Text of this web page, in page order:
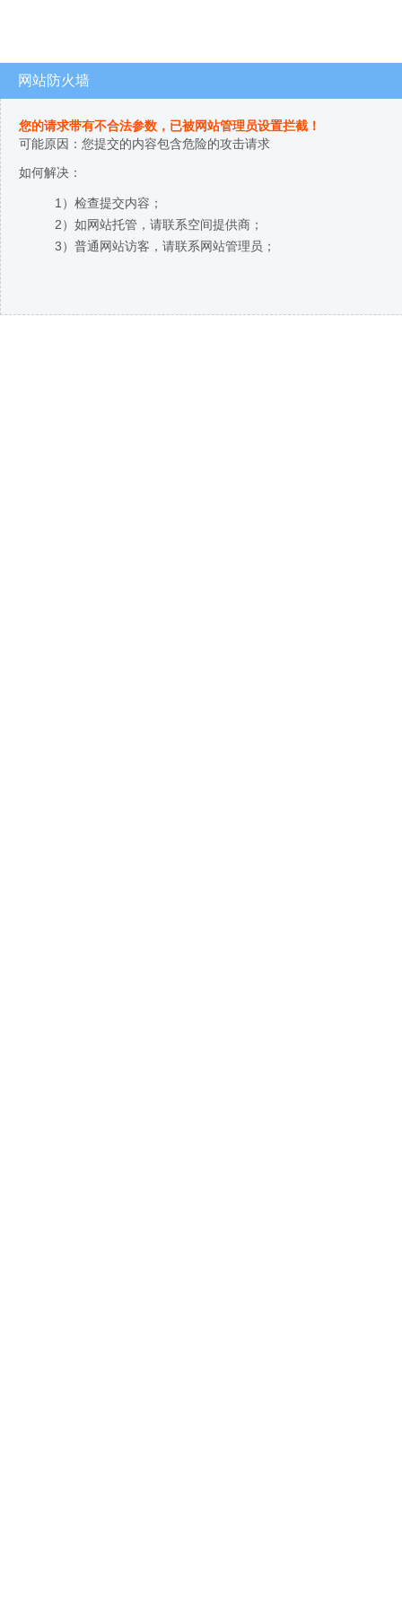
网站防火墙
您的请求带有不合法参数，已被网站管理员设置拦截！
可能原因：您提交的内容包含危险的攻击请求
如何解决：
1）检查提交内容；
2）如网站托管，请联系空间提供商；
3）普通网站访客，请联系网站管理员；